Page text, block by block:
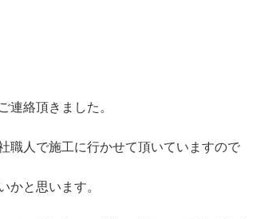
連絡頂きました。
職人で施工に行かせて頂いていますので
かと思います。